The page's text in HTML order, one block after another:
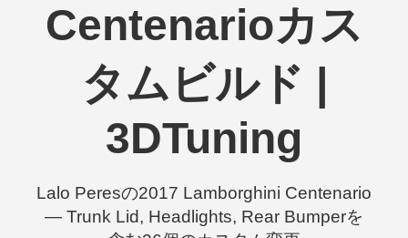
Centenarioカス
タムビルド |
3DTuning
Lalo Peresの2017 Lamborghini Centenario
— Trunk Lid, Headlights, Rear Bumperを